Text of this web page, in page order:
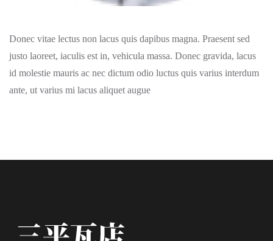
Donec vitae lectus non lacus quis dapibus magna. Praesent sed
justo laoreet, iaculis est in, vehicula massa. Donec gravida, lacus
id molestie mauris ac nec dictum odio luctus quis varius interdum
ante, ut varius mi lacus aliquet augue